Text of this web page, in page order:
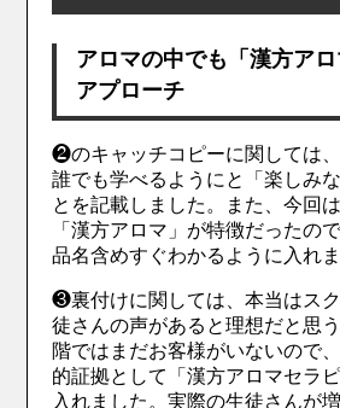
アロマの中でも「漢方ア
アプローチ
❷のキャッチコピーに関しては、
誰でも学べるようにと「楽しみ
とを記載しました。また、今回
「漢方アロマ」が特徴だったの
品名含めすぐわかるように入れま
❸裏付けに関しては、本当はス
徒さんの声があると理想だと思
階ではまだお客様がいないので
的証拠として「漢方アロマセラ
入れました。実際の生徒さんが